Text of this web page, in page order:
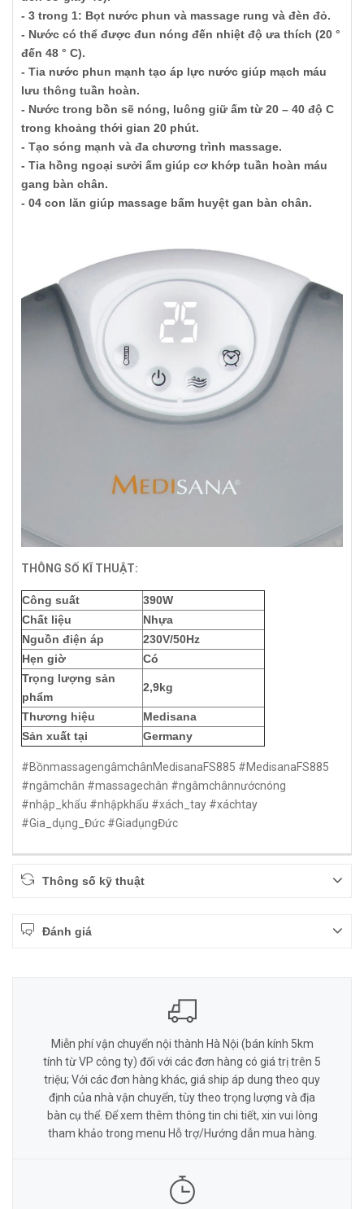
- 3 trong 1: Bọt nước phun và massage rung và đèn đỏ.
- Nước có thể được đun nóng đến nhiệt độ ưa thích (20 °
đến 48 ° C).
- Tia nước phun mạnh tạo áp lực nước giúp mạch máu
lưu thông tuần hoàn.
- Nước trong bồn sẽ nóng, luông giữ ấm từ 20 – 40 độ C
trong khoảng thới gian 20 phút.
- Tạo sóng mạnh và đa chương trình massage.
- Tia hồng ngoại sưởi ấm giúp cơ khớp tuần hoàn máu
gang bàn chân.
- 04 con lăn giúp massage bấm huyệt gan bàn chân.
THÔNG SỐ KĨ THUẬT:
Công suất
390W
Chất liệu
Nhựa
Nguồn điện áp
230V/50Hz
Hẹn giờ
Có
Trọng lượng sản
phẩm
2,9kg
Thương hiệu
Medisana
Sản xuất tại
Germany
#BồnmassagengâmchânMedisanaFS885 #MedisanaFS885
#ngâmchân #massagechân #ngâmchânnướcnóng
#nhập_khẩu #nhậpkhẩu #xách_tay #xáchtay
#Gia_dụng_Đức #GiadụngĐức
Thông số kỹ thuật
Đánh giá
Miễn phí vận chuyển nội thành Hà Nội (bán kính 5km
tính từ VP công ty) đối với các đơn hàng có giá trị trên 5
triệu; Với các đơn hàng khác, giá ship áp dung theo quy
định của nhà vận chuyển, tùy theo trọng lượng và địa
bàn cụ thể. Để xem thêm thông tin chi tiết, xin vui lòng
tham khảo trong menu Hỗ trợ/Hướng dẫn mua hàng.